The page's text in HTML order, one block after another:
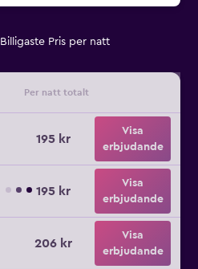
Billigaste Pris per natt
Per natt totalt
195 kr
Visa
erbjudande
195 kr
Visa
erbjudande
206 kr
Visa
erbjudande